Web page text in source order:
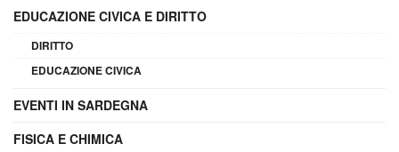
EDUCAZIONE CIVICA E DIRITTO
DIRITTO
EDUCAZIONE CIVICA
EVENTI IN SARDEGNA
FISICA E CHIMICA